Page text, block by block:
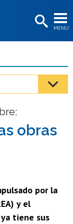
MENÚ
obras
por la
y el
tiene sus